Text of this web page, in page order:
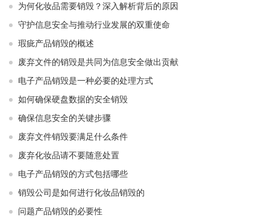
为何化妆品需要销毁？深入解析背后的原因
守护信息安全与推动行业发展的双重使命
瑕疵产品销毁的概述
废弃文件的销毁是共同为信息安全做出贡献
电子产品销毁是一种必要的处理方式
如何确保硬盘数据的安全销毁
确保信息安全的关键步骤
废弃文件销毁要满足什么条件
废弃化妆品请不要随意处置
电子产品销毁的方式包括哪些
销毁公司是如何进行化妆品销毁的
问题产品销毁的必要性